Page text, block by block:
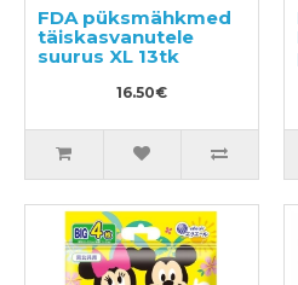
FDA püksmähkmed
täiskasvanutele
suurus XL 13tk
16.50€